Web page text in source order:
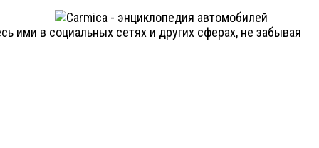
в социальных сетях и других сферах, не забывая